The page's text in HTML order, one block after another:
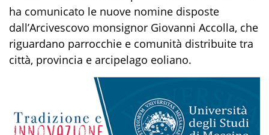
ha comunicato le nuove nomine disposte
dall’Arcivescovo monsignor Giovanni Accolla, che
riguardano parrocchie e comunità distribuite tra
città, provincia e arcipelago eoliano.